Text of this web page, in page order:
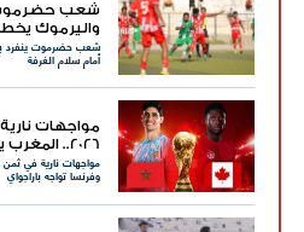
شعب حضرموت
واليرموك
الغرفة
شعب حضرموت ينفرد
أمام سلام الغرفة
مواجهات
2026..
تواجه باراجواي
وفرنسا تواجه باراجواي